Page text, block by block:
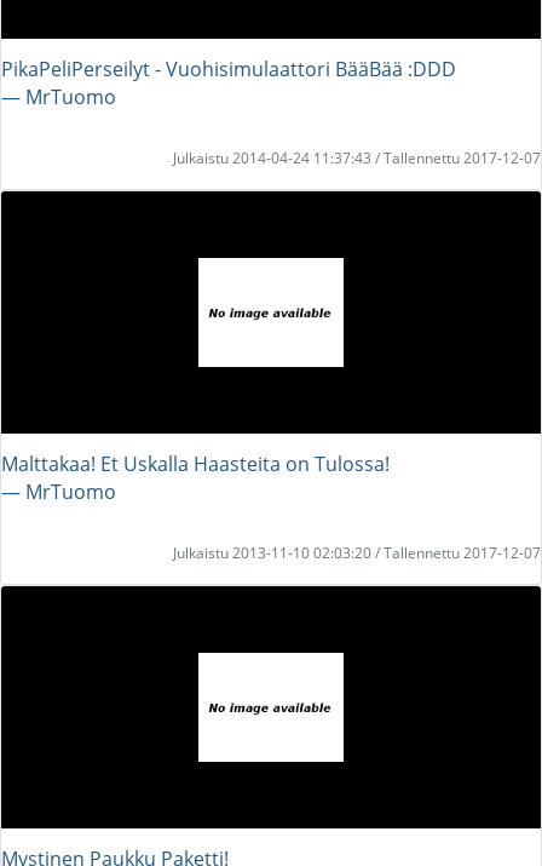
PikaPeliPerseilyt - Vuohisimulaattori BääBää :DDD
― MrTuomo
Julkaistu 2014-04-24 11:37:43 / Tallennettu 2017-12-07
Malttakaa! Et Uskalla Haasteita on Tulossa!
― MrTuomo
Julkaistu 2013-11-10 02:03:20 / Tallennettu 2017-12-07
Mystinen Paukku Paketti!